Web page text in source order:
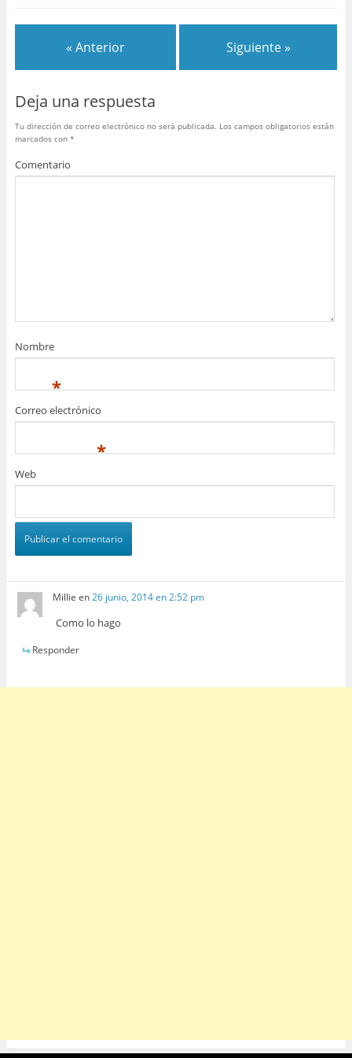
b
o
o
k
A
p
ar
tir
« Anterior Siguiente »
Deja una respuesta
Tu dirección de correo electrónico no será publicada. Los campos obligatorios están
marcados con *
Comentario
Nombre
*
Correo electrónico
*
Web
Millie en26 junio, 2014 en 2:52 pm
Como lo hago
Responder